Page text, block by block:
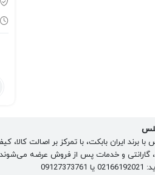
برند ایران بابکت، با تمرکز بر اصالت
گارانتی و خدمات پس از فروش عرضه